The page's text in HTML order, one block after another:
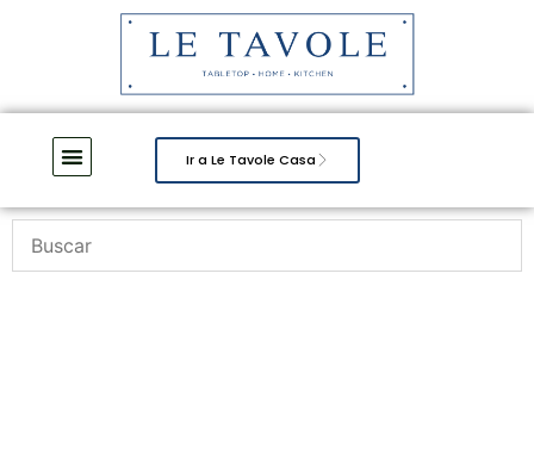
Ir a Le Tavole Casa